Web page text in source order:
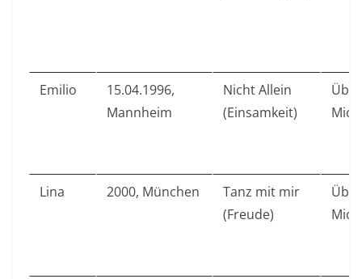
Emilio
15.04.1996,
Mannheim
Nicht Allein
(Einsamkeit)
Mio.
Lina 2000, München
Tanz mit mir
(Freude)
Mio.